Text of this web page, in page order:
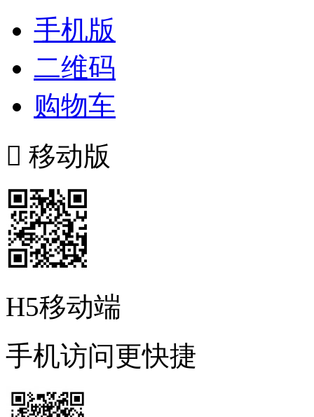
手机版
二维码
购物车
 移动版
H5移动端
手机访问更快捷